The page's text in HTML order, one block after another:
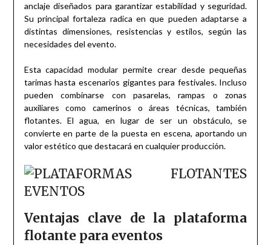
anclaje diseñados para garantizar estabilidad y seguridad.
Su principal fortaleza radica en que pueden adaptarse a
distintas dimensiones, resistencias y estilos, según las
necesidades del evento.
Esta capacidad modular permite crear desde pequeñas
tarimas hasta escenarios gigantes para festivales. Incluso
pueden combinarse con pasarelas, rampas o zonas
auxiliares como camerinos o áreas técnicas, también
flotantes. El agua, en lugar de ser un obstáculo, se
convierte en parte de la puesta en escena, aportando un
valor estético que destacará en cualquier producción.
Ventajas clave de la plataforma
flotante para eventos